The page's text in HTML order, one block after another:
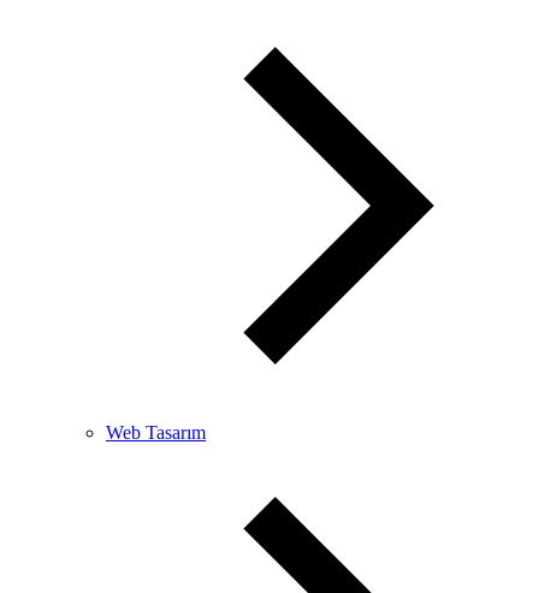
Web Tasarım